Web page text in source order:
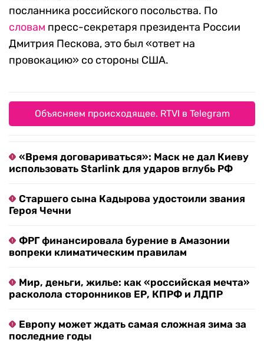
посланника российского посольства. По
словам пресс-секретаря президента России
Дмитрия Пескова, это был «ответ на
провокацию» со стороны США.
Объясняем происходящее. RTVI в Telegram
«Время договариваться»: Маск не дал Киеву
использовать Starlink для ударов вглубь РФ
Старшего сына Кадырова удостоили звания
Героя Чечни
ФРГ финансировала бурение в Амазонии
вопреки климатическим правилам
Мир, деньги, жилье: как «российская мечта»
расколола сторонников ЕР, КПРФ и ЛДПР
Европу может ждать самая сложная зима за
последние годы